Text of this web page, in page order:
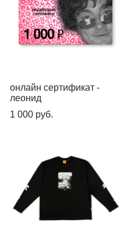
онлайн сертификат -
леонид
1 000 pуб.